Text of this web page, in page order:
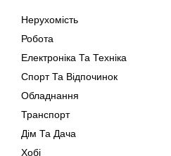
Нерухомість
Робота
Електроніка Та Техніка
Спорт Та Відпочинок
Обладнання
Транспорт
Дім Та Дача
Хобі